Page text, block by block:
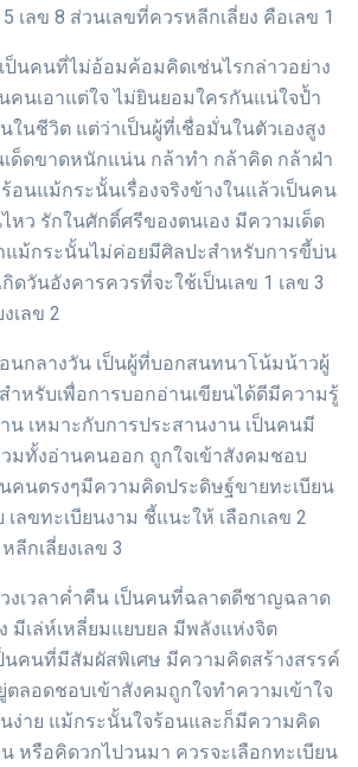
5 เลข 8 ส่วนเลขที่ควรหลีกเลี่ยง คือเลข 1
ป็นคนที่ไม่อ้อมค้อมคิดเช่นไรกล่าวอย่าง
คนเอาแต่ใจ ไม่ยินยอมใครกันแน่ใจป้ำ
ในชีวิต แต่ว่าเป็นผู้ที่เชื่อมั่นในตัวเองสูง
ด็ดขาดหนักแน่น กล้าทำ กล้าคิด กล้าฝ่า
อนแม้กระนั้นเรื่องจริงข้างในแล้วเป็นคน
หว รักในศักดิ์ศรีของตนเอง มีความเด็ด
แม้กระนั้นไม่ค่อยมีศิลปะสำหรับการขี้บ่น
ดวันอังคารควรที่จะใช้เป็นเลข 1 เลข 3
เลข 2
นกลางวัน เป็นผู้ที่บอกสนทนาโน้มน้าวผู้
ำหรับเพื่อการบอกอ่านเขียนได้ดีมีความรู้
น เหมาะกับการประสานงาน เป็นคนมี
มทั้งอ่านคนออก ถูกใจเข้าสังคมชอบ
คนตรงๆมีความคิดประดิษฐ์ขายทะเบียน
ลขทะเบียนงาม ชี้แนะให้ เลือกเลข 2
ลีกเลี่ยงเลข 3
งเวลาค่ำคืน เป็นคนที่ฉลาดดีชาญฉลาด
มีเล่ห์เหลี่ยมแยบยล มีพลังแห่งจิต
คนที่มีสัมผัสพิเศษ มีความคิดสร้างสรรค์
ลอดชอบเข้าสังคมถูกใจทำความเข้าใจ
ง่าย แม้กระนั้นใจร้อนและก็มีความคิด
หรือคิดวกไปวนมา ควรจะเลือกทะเบียน